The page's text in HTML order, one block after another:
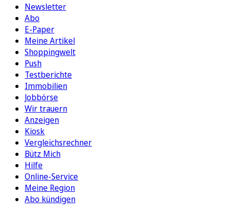
Newsletter
Abo
E-Paper
Meine Artikel
Shoppingwelt
Push
Testberichte
Immobilien
Jobbörse
Wir trauern
Anzeigen
Kiosk
Vergleichsrechner
Bütz Mich
Hilfe
Online-Service
Meine Region
Abo kündigen